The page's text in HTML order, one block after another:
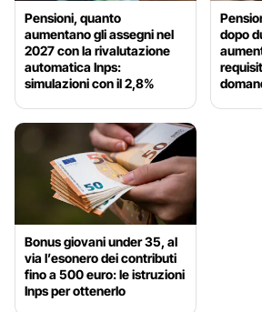
Pensioni, quanto
aumentano gli assegni nel
2027 con la rivalutazione
automatica Inps:
simulazioni con il 2,8%
dopo
Bonus giovani under 35, al
via l’esonero dei contributi
fino a 500 euro: le istruzioni
Inps per ottenerlo